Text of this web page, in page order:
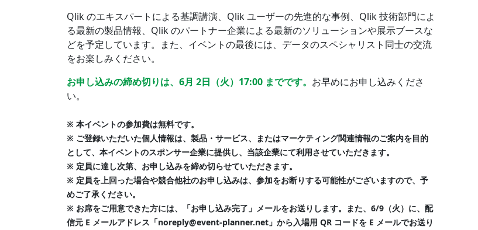
Qlik のエキスパートによる基調講演、Qlik ユーザーの先進的な事例、Qlik 技術部門によ
る最新の製品情報、Qlik のパートナー企業による最新のソリューションや展示ブースな
どを予定しています。また、イベントの最後には、データのスペシャリスト同士の交流
をお楽しみください。
お申し込みの締め切りは、6月 2日（火）17:00 までです。 お早めにお申し込みくださ
い。
※ 本イベントの参加費は無料です。
※ ご登録いただいた個人情報は、製品・サービス、またはマーケティング関連情報のご案内を目的
として、本イベントのスポンサー企業に提供し、当該企業にて利用させていただきます。
※ 定員に達し次第、お申し込みを締め切らせていただきます。
※ 定員を上回った場合や競合他社のお申し込みは、参加をお断りする可能性がございますので、予
めご了承ください。
※ お席をご用意できた方には、「お申し込み完了」メールをお送りします。また、6/9（火）に、配
信元 E メールアドレス「noreply@event-planner.net 」から入場用 QR コードを E メールでお送り